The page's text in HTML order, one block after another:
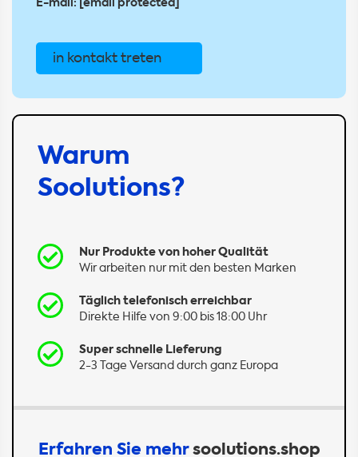
in kontakt treten
Warum
Soolutions?
Nur Produkte von hoher Qualität
Wir arbeiten nur mit den besten Marken
Täglich telefonisch erreichbar
Direkte Hilfe von 9:00 bis 18:00 Uhr
Super schnelle Lieferung
2-3 Tage Versand durch ganz Europa
Erfahren Sie mehrsoolutions.shop